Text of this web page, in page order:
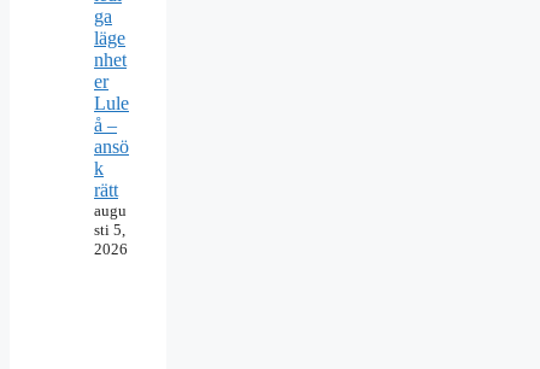
ga
läge
nhet
er
Lule
å –
ansö
k
rätt
augu
sti 5,
2026